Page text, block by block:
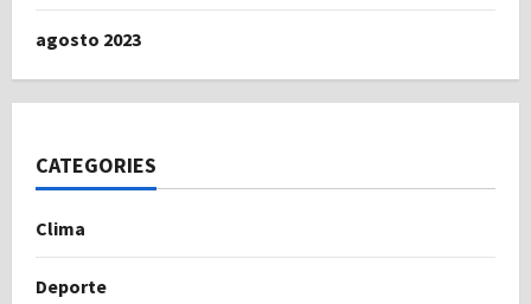
agosto 2023
CATEGORIES
Clima
Deporte